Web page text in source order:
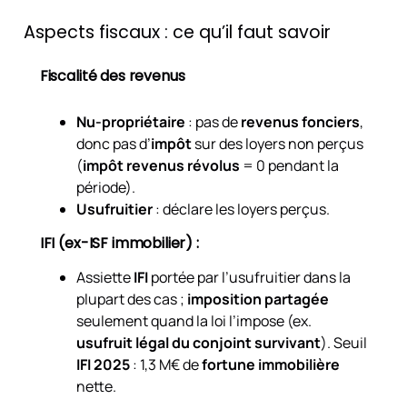
Aspects fiscaux : ce qu’il faut savoir
Fiscalité des revenus
Nu-propriétaire : pas derevenus fonciers,
donc pas d’impôtsur des loyers non perçus
(impôt revenus révolus = 0 pendant la
période).
Usufruitier: déclare les loyers perçus.
IFI (ex-ISF immobilier) :
AssietteIFIportée par l’usufruitier dans la
plupart des cas ; imposition partagée
seulement quand la loi l’impose (ex.
usufruit légal du conjoint survivant). Seuil
IFI 2025: 1,3 M€ defortune immobilière
nette.